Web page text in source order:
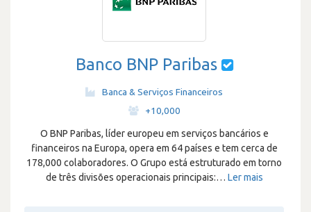
Banco BNP Paribas
Banca & Serviços Financeiros
+10,000
O BNP Paribas, líder europeu em serviços bancários e
financeiros na Europa, opera em 64 países e tem cerca de
178,000 colaboradores. O Grupo está estruturado em torno
de três divisões operacionais principais:… Ler mais